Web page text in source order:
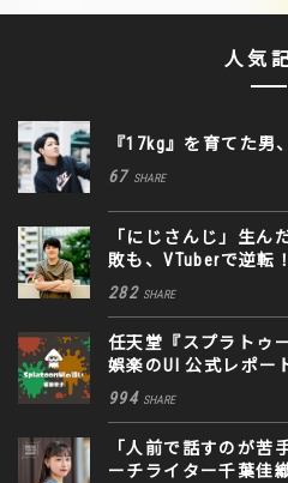
人気
『17kg』を育てた
67 SHARE
「にじさんじ」生ん
敗も、VTuberで逆転
282 SHARE
任天堂『スプラトゥ
娯楽のUI 公式レポー
994 SHARE
「人前で話すのが苦
ーチライター千葉佳